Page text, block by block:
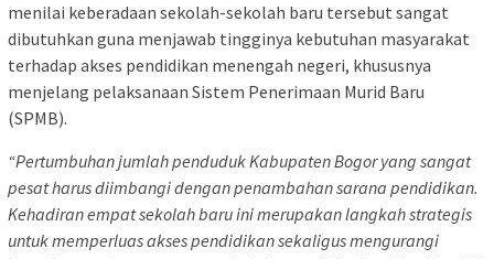
menilai keberadaan sekolah-sekolah baru tersebut sangat
dibutuhkan guna menjawab tingginya kebutuhan masyarakat
terhadap akses pendidikan menengah negeri, khususnya
menjelang pelaksanaan Sistem Penerimaan Murid Baru
(SPMB).
“Pertumbuhan jumlah penduduk Kabupaten Bogor yang sangat
pesat harus diimbangi dengan penambahan sarana pendidikan.
Kehadiran empat sekolah baru ini merupakan langkah strategis
untuk memperluas akses pendidikan sekaligus mengurangi